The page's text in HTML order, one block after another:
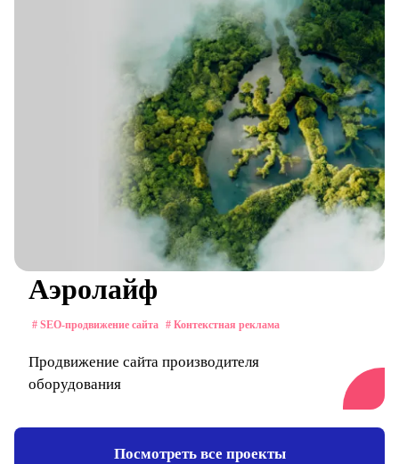
Аэролайф
# SEO-продвижение сайта # Контекстная реклама
Продвижение сайта производителя
оборудования
Посмотреть все проекты